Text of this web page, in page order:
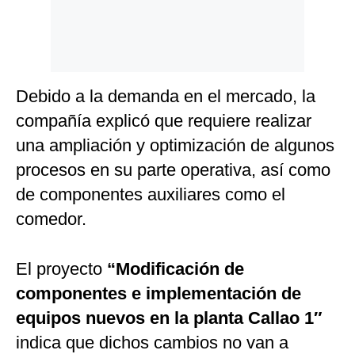
Debido a la demanda en el mercado, la
compañía explicó que requiere realizar
una ampliación y optimización de algunos
procesos en su parte operativa, así como
de componentes auxiliares como el
comedor.
El proyecto “Modificación de
componentes e implementación de
equipos nuevos en la planta Callao 1″
indica que dichos cambios no van a